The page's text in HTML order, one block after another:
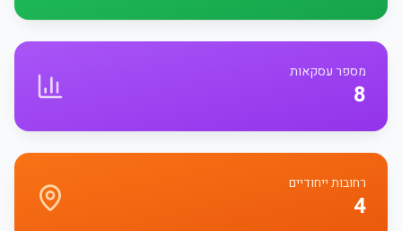
מספר עסקאות
8
רחובות ייחודיים
4